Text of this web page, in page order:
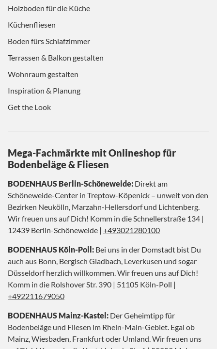
Holzboden für die Küche
Küchenfliesen
Boden fürs Schlafzimmer
Terrassen & Balkon gestalten
Wohnraum gestalten
Inspiration & Planung
Get the Look
Mega-Fachmärkte mit Onlineshop für
Bodenbeläge & Fliesen
BODENHAUS Berlin-Schöneweide: Direkt am
Schöneweide-Center in Treptow-Köpenick – unweit von den
Bezirken Neukölln, Marzahn-Hellersdorf und Lichtenberg.
Wir freuen uns auf Dich! Komm in die Schnellerstraße 134 |
12439 Berlin-Schöneweide | +493021280100
BODENHAUS Köln-Poll: Bei uns in der Domstadt bist Du
auch aus Bonn, Bergisch Gladbach, Leverkusen und sogar
Düsseldorf herzlich willkommen. Wir freuen uns auf Dich!
Komm in die Rolshover Str. 390 | 51105 Köln-Poll |
+492211679050
BODENHAUS Mainz-Kastel: Der Geheimtipp für
Bodenbeläge und Fliesen im Rhein-Main-Gebiet. Egal ob
Mainz, Wiesbaden, Frankfurt oder Umland. Wir freuen uns